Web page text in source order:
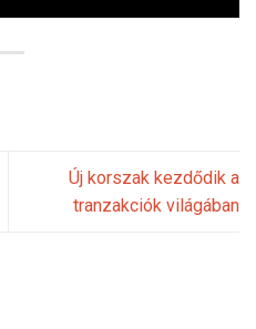
Új korszak kezdődik a
tranzakciók világában